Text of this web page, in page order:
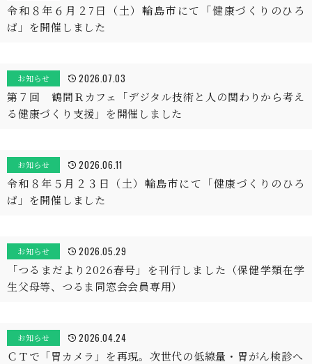
令和８年６月２7日（土）輪島市にて「健康づくりのひろ
ば」を開催しました
お知らせ 2026.07.03
第７回 鶴間Ｒカフェ「デジタル技術と人の関わりから考え
る健康づくり支援」を開催しました
お知らせ 2026.06.11
令和８年５月２３日（土）輪島市にて「健康づくりのひろ
ば」を開催しました
お知らせ 2026.05.29
「つるまだより2026春号」を刊行しました（保健学類在学
生父母等、つるま同窓会会員専用）
お知らせ 2026.04.24
ＣＴで「胃カメラ」を再現。次世代の低線量・胃がん検診へ